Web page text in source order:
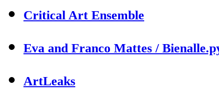
Critical Art Ensemble
Eva and Franco Mattes /
ArtLeaks